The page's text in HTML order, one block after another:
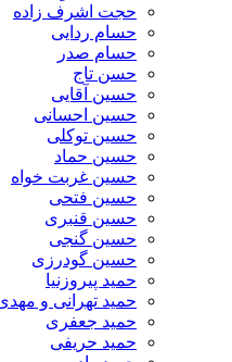
حجت اشرف زاده
حسام ردایی
حسام صدر
حسن تاج
حسین آقایی
حسین احسانی
حسین توکلی
حسین حماد
حسین غربت خواه
حسین فتحی
حسین قنبری
حسین گنجی
حسین گودرزی
حمید پیروزنیا
حمید تهرانی و مهدی نبی زاده
حمید جعفری
حمید حریفی